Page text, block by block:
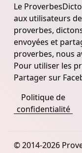
Le
aux utilisateurs
proverbes,
envoyées et
proverbes, nous
Pour utiliser les
Partager sur
Politique de
confidentialité
© 2014-2026